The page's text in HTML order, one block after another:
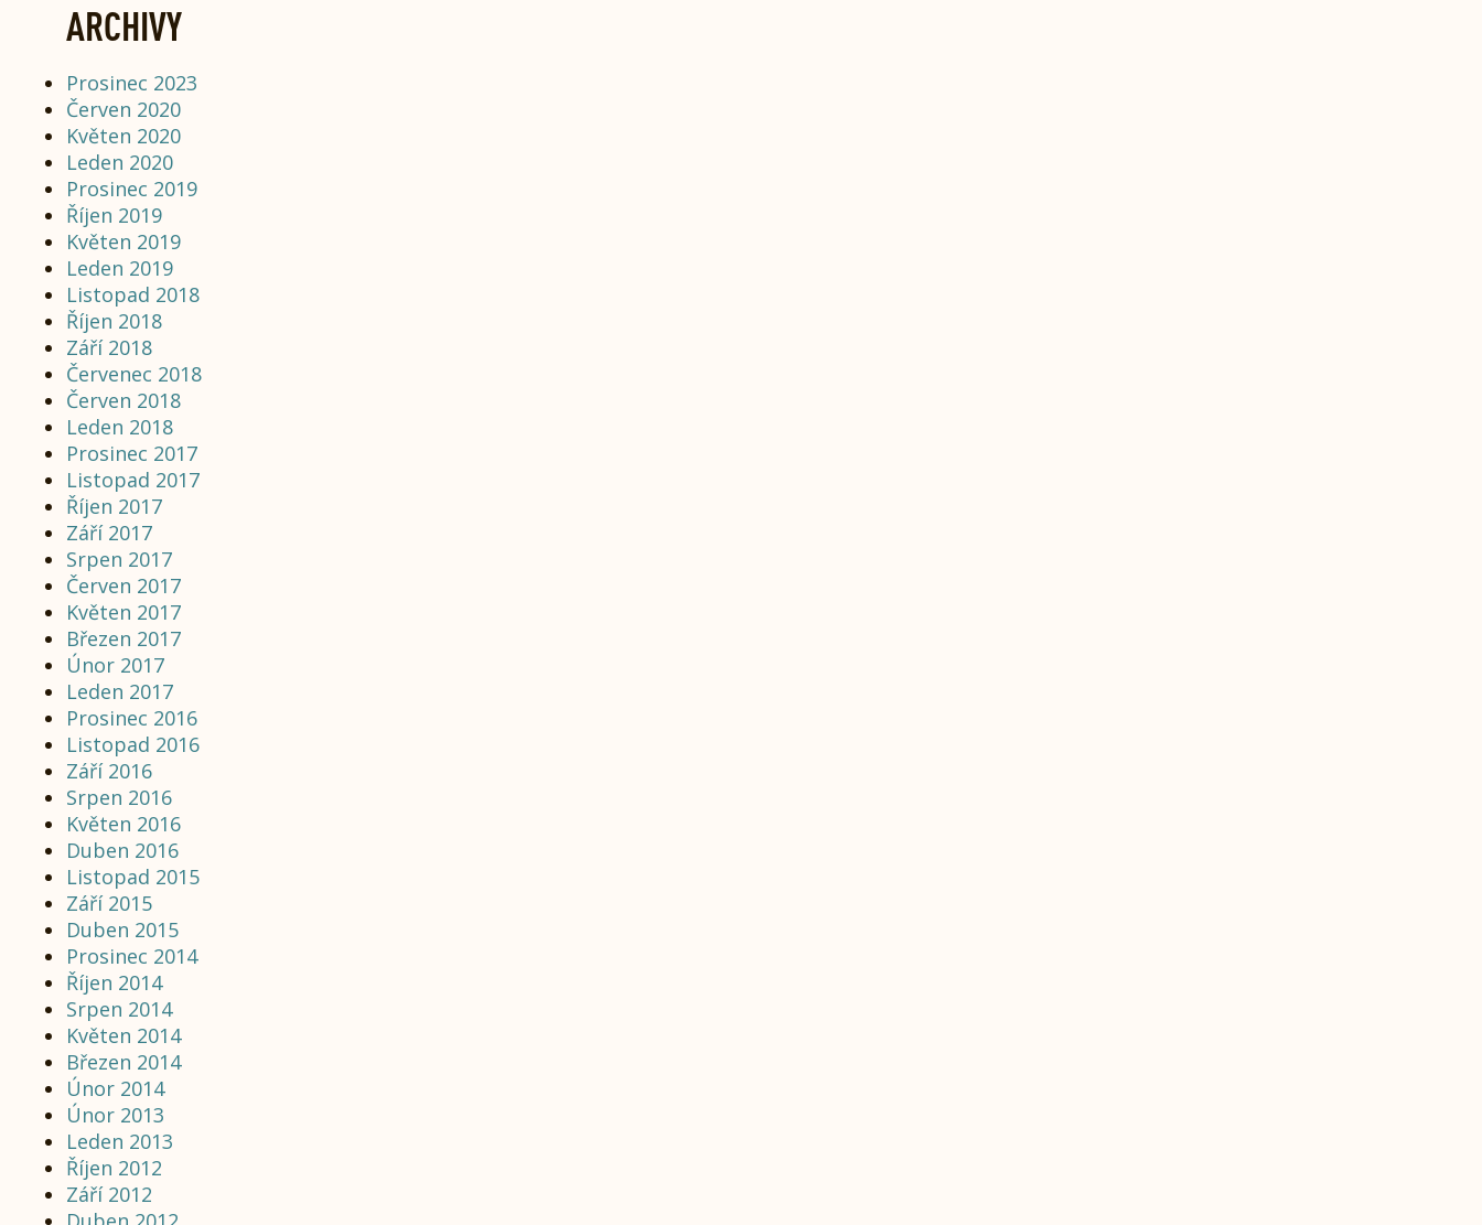
ARCHIVY
Prosinec 2023
Červen 2020
Květen 2020
Leden 2020
Prosinec 2019
Říjen 2019
Květen 2019
Leden 2019
Listopad 2018
Říjen 2018
Září 2018
Červenec 2018
Červen 2018
Leden 2018
Prosinec 2017
Listopad 2017
Říjen 2017
Září 2017
Srpen 2017
Červen 2017
Květen 2017
Březen 2017
Únor 2017
Leden 2017
Prosinec 2016
Listopad 2016
Září 2016
Srpen 2016
Květen 2016
Duben 2016
Listopad 2015
Září 2015
Duben 2015
Prosinec 2014
Říjen 2014
Srpen 2014
Květen 2014
Březen 2014
Únor 2014
Únor 2013
Leden 2013
Říjen 2012
Září 2012